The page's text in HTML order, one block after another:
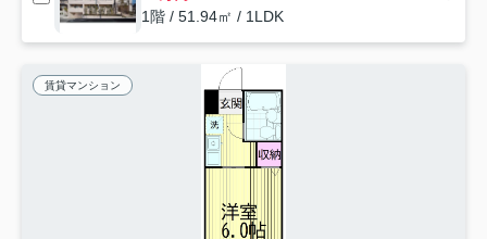
1階 / 51.94㎡ / 1LDK
賃貸マンション